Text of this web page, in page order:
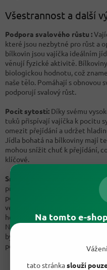
Na tomto e-
tato stránkaslouží
Všestrannost a další
Podpora svalového růstu :
které jsou nezbytné pro růst a
bílkovin jsou vajíčka ideálním
věnují fyzické aktivitě.
biologickou hodnotu, což
naše tělo. Pomáhají s obnovou
podporují svalový růst.
Pocit sytosti: Díky svému
tuků přispívají vajíčka k pocitu
omezit přejídání a udržet
Jídla bohatá na bílkoviny mají
mohou snížit chuť k přejídání,
klíčové.
Snadná příprava a variabilita
:
přípravu a nabízejí širokou
péct, udělat je natvrdo,
ve formě muffinu. Jejich rychlá
hektickým životním stylem,
Navíc vajíčka lze snadno
bylinek a koření, což umožňuje
pestrou stravu.